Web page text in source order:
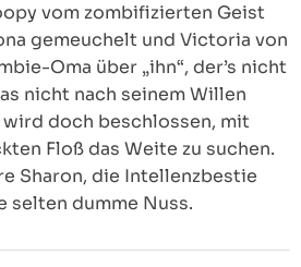
vom zombifizierten Geist
gemeuchelt und Victoria von
Oma über „ihn“, der’s nicht
nicht nach seinem Willen
doch beschlossen, mit
Floß das Weite zu suchen.
Sharon, die Intellenzbestie
selten dumme Nuss.